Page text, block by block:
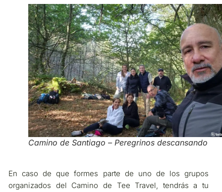
Camino de Santiago – Peregrinos descansando
En caso de que formes parte de uno de los grupos
organizados del Camino de Tee Travel, tendrás a tu